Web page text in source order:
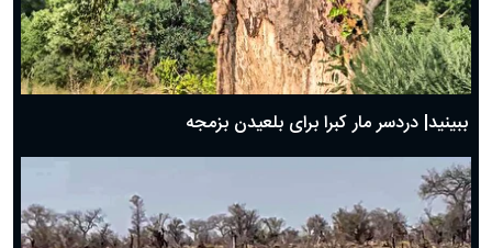
ببینید| دردسر مار کبرا برای بلعیدن بزمجه